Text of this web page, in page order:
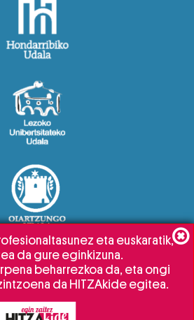
eta euskaratik,
da gure eginkizuna.
beharrezkoa da, eta ongi
da HITZAkide egitea.